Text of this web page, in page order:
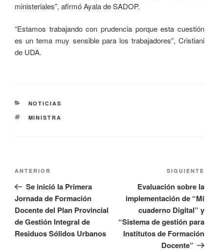
ministeriales”, afirmó Ayala de SADOP.
“Estamos trabajando con prudencia porque esta cuestión
es un tema muy sensible para los trabajadores”, Cristiani
de UDA.
NOTICIAS
MINISTRA
ANTERIOR
Se inició la Primera
Jornada de Formación
Docente del Plan Provincial
de Gestión Integral de
Residuos Sólidos Urbanos
SIGUIENTE
Evaluación sobre la
implementación de “Mi
cuaderno Digital” y
“Sistema de gestión para
Institutos de Formación
Docente”